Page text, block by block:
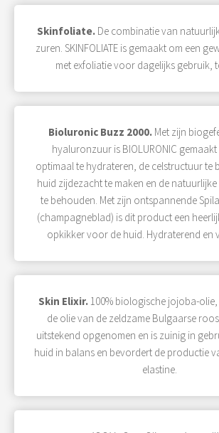
Skinfoliate. De combinatie van
zuren. SKINFOLIATE is gemaakt om een
met exfoliatie voor dagelijks gebruik,
Bioluronic Buzz 2000. Met zijn
hyaluronzuur is BIOLURONIC
optimaal te hydrateren, de celstructuur te
huid zijdezacht te maken en de
te behouden. Met zijn ontspannende
(champagneblad) is dit product een
opkikker voor de huid. Hydraterend en
Skin Elixir.100% biologische jojoba-olie,
de olie van de zeldzame Bulgaarse
uitstekend opgenomen en is zuinig in
huid in balans en bevordert de productie
elastine.